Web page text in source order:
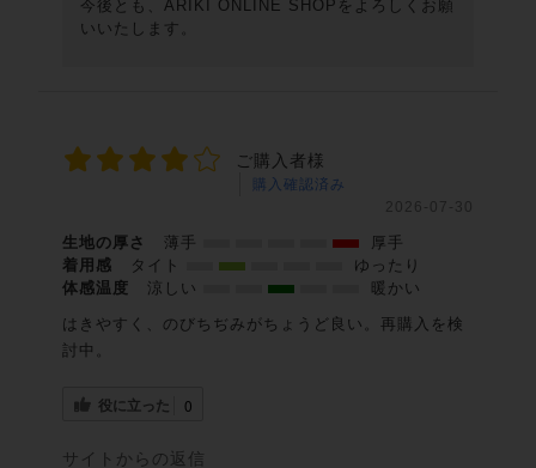
今後とも、ARIKI ONLINE SHOPをよろしくお願
いいたします。
ご購入者様
購入確認済み
2026-07-30
生地の厚さ 薄手
厚手
着用感
タイト
ゆったり
体感温度
涼しい
暖かい
はきやすく、のびちぢみがちょうど良い。再購入を検
討中。
役に立った 0
サイトからの返信